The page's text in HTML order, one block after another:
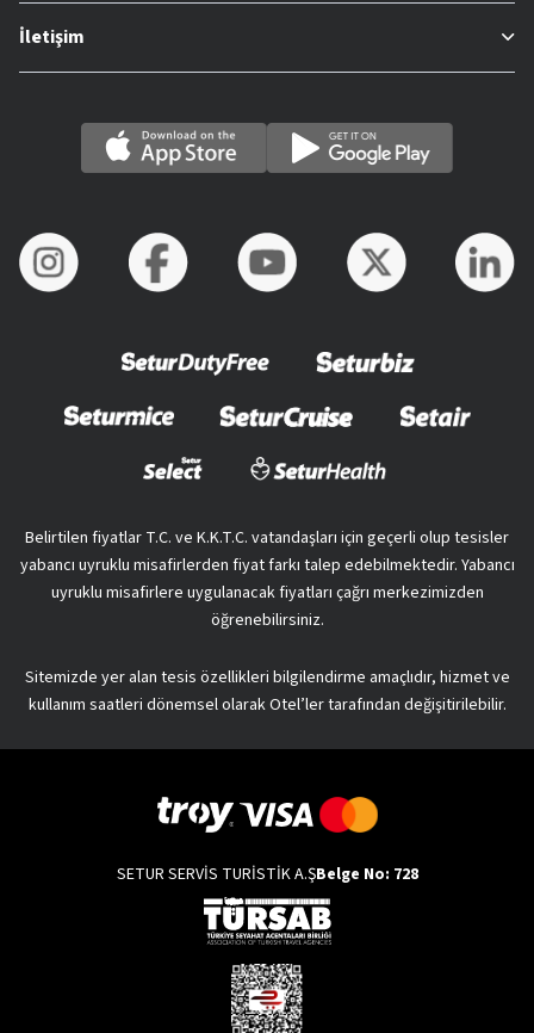
İletişim
Belirtilen fiyatlar T.C. ve K.K.T.C. vatandaşları için geçerli olup tesisler
yabancı uyruklu misafirlerden fiyat farkı talep edebilmektedir. Yabancı
uyruklu misafirlere uygulanacak fiyatları çağrı merkezimizden
öğrenebilirsiniz.
Sitemizde yer alan tesis özellikleri bilgilendirme amaçlıdır, hizmet ve
kullanım saatleri dönemsel olarak Otel’ler tarafından değişitirilebilir.
SETUR SERVİS TURİSTİK A.ŞBelge No: 728